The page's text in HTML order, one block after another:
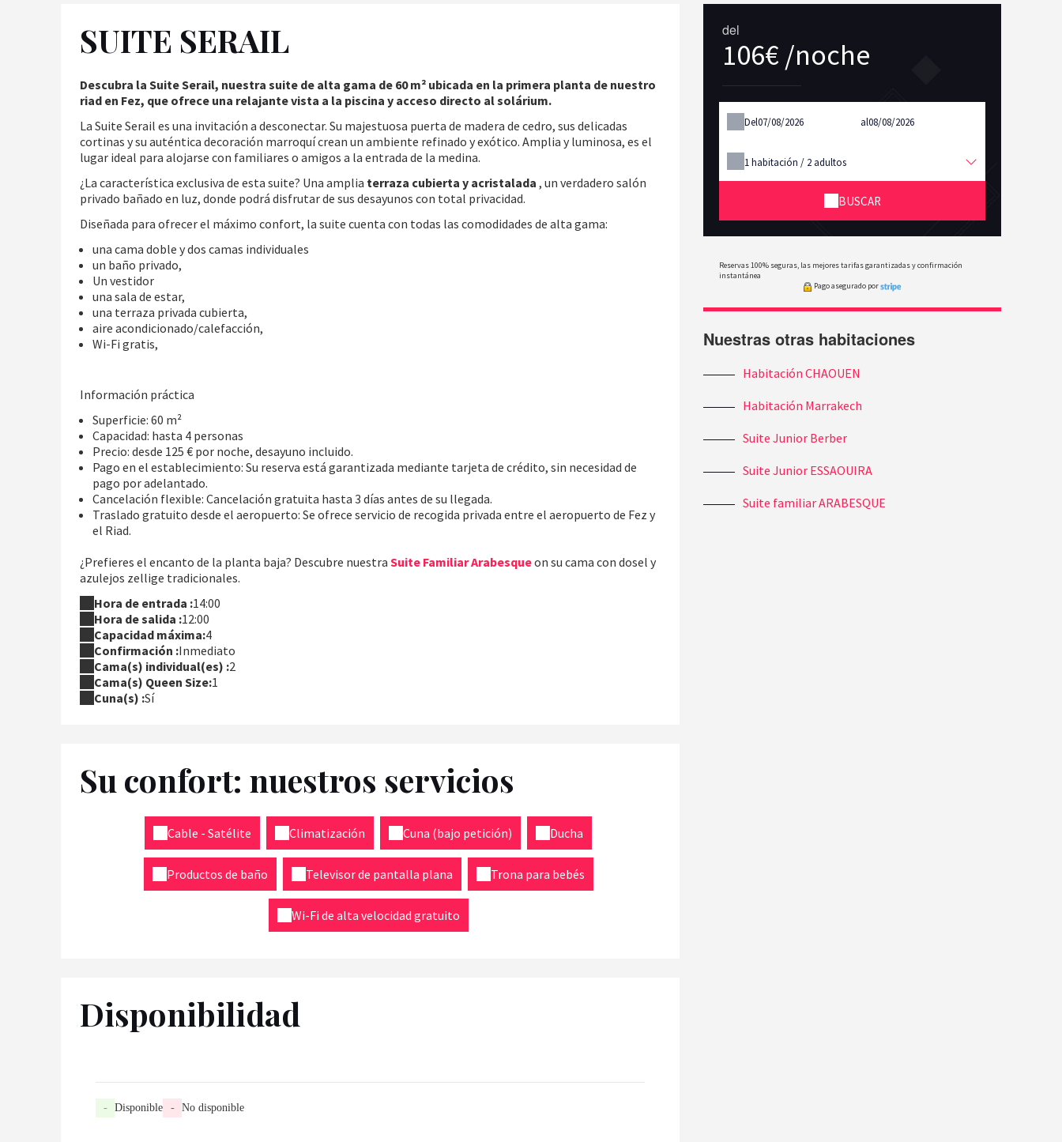
SUITE SERAIL
Descubra la Suite Serail, nuestra suite de alta gama de 60 m² ubicada en la primera planta de nuestro
riad en Fez, que ofrece una relajante vista a la piscina y acceso directo al solárium.
La Suite Serail es una invitación a desconectar. Su majestuosa puerta de madera de cedro, sus delicadas
cortinas y su auténtica decoración marroquí crean un ambiente refinado y exótico. Amplia y luminosa, es el
lugar ideal para alojarse con familiares o amigos a la entrada de la medina.
¿La característica exclusiva de esta suite? Una amplia terraza cubierta y acristalada , un verdadero salón
privado bañado en luz, donde podrá disfrutar de sus desayunos con total privacidad.
Diseñada para ofrecer el máximo confort, la suite cuenta con todas las comodidades de alta gama:
una cama doble y dos camas individuales
un baño privado,
Un vestidor
una sala de estar,
una terraza privada cubierta,
aire acondicionado/calefacción,
Wi-Fi gratis,
Información práctica
Superficie: 60 m²
Capacidad: hasta 4 personas
Precio: desde 125 € por noche, desayuno incluido.
Pago en el establecimiento: Su reserva está garantizada mediante tarjeta de crédito, sin necesidad de
pago por adelantado.
Cancelación flexible: Cancelación gratuita hasta 3 días antes de su llegada.
Traslado gratuito desde el aeropuerto: Se ofrece servicio de recogida privada entre el aeropuerto de Fez y
el Riad.
¿Prefieres el encanto de la planta baja? Descubre nuestra Suite Familiar Arabesqueon su cama con dosel y
azulejos zellige tradicionales.
Hora de entrada :14:00
Hora de salida :12:00
Capacidad máxima:4
Confirmación :Inmediato
Cama(s) individual(es) :2
Cama(s) Queen Size:1
Cuna(s) :Sí
Su confort: nuestros servicios
Cable - Satélite Climatización Cuna (bajo petición) Ducha
Productos de baño Televisor de pantalla plana Trona para bebés
Wi-Fi de alta velocidad gratuito
Disponibilidad
- Disponible - No disponible
del
106€ /noche
Del al
1habitación / 2 adultos
BUSCAR
Reservas 100% seguras, las mejores tarifas garantizadas y confirmación
instantánea
Pago asegurado por
Nuestras otras habitaciones
Habitación CHAOUEN
Habitación Marrakech
Suite Junior Berber
Suite Junior ESSAOUIRA
Suite familiar ARABESQUE